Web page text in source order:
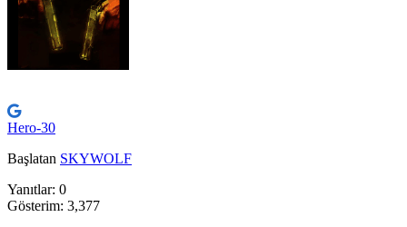
Hero-30
Başlatan SKYWOLF
Yanıtlar: 0
Gösterim: 3,377